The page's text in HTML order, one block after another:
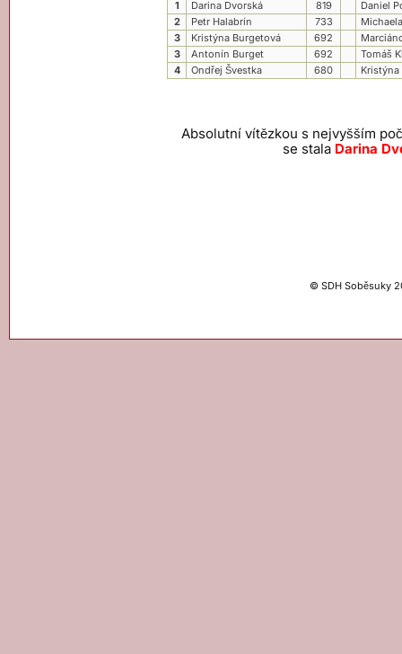
1 Darina Dvorská 819
Daniel
2
Petr Halabrín 733
3
Kristýna Burgetová 692
3
Antonín Burget 692
Tomáš
4
Ondřej Švestka 680
Absolutní vítězkou s nejvyšším
se stala Darina
© SDH Soběsuky